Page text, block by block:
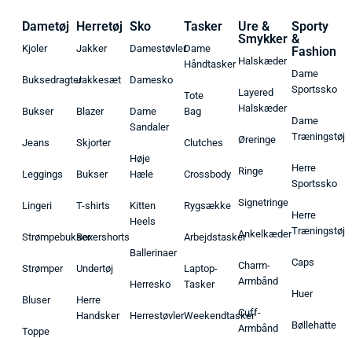
Dametøj
Kjoler
Buksedragter
Bukser
Jeans
Leggings
Lingeri
Strømpebukser
Strømper
Bluser
Toppe
Herretøj
Jakker
Jakkesæt
Blazer
Skjorter
Bukser
T-shirts
Boxershorts
Undertøj
Herre
Handsker
Sko
Damestøvler
Damesko
Dame
Sandaler
Høje
Hæle
Kitten
Heels
Ballerinaer
Herresko
Herrestøvler
Tasker
Dame
Håndtasker
Tote
Bag
Clutches
Crossbody
Rygsække
Arbejdstasker
Laptop-
Tasker
Weekendtasker
Ure &
Smykker
Halskæder
Layered
Halskæder
Øreringe
Ringe
Signetringe
Ankelkæder
Charm-
Armbånd
Cuff-
Armbånd
Sporty
&
Fashion
Dame
Sportssko
Dame
Træningstøj
Herre
Sportssko
Herre
Træningstøj
Caps
Huer
Bøllehatte